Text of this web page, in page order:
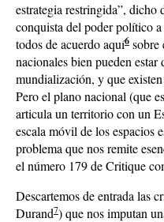
estrategia restringida”,
conquista del poder político
todos de acuerdo aquí6 sobre
nacionales bien pueden
mundialización, y que
Pero el plano nacional (que
articula un territorio con un
escala móvil de los espacios
problema que nos remite
el número 179 de Critique
Descartemos de entrada las
Durand7) que nos imputan